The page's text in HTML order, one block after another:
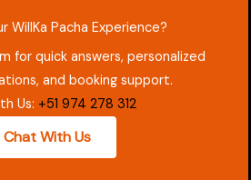
digital no es “perderse”
Ya sea sentado en una
o caminando por un antiguo sendero
calma y claridad en tu mente.
después del retiro, notarás que
Comprenderás que los vínculos
WillKa Pacha Experience?
for quick answers, personalized
and booking support.
Us: +51 974 278 312
Chat With Us